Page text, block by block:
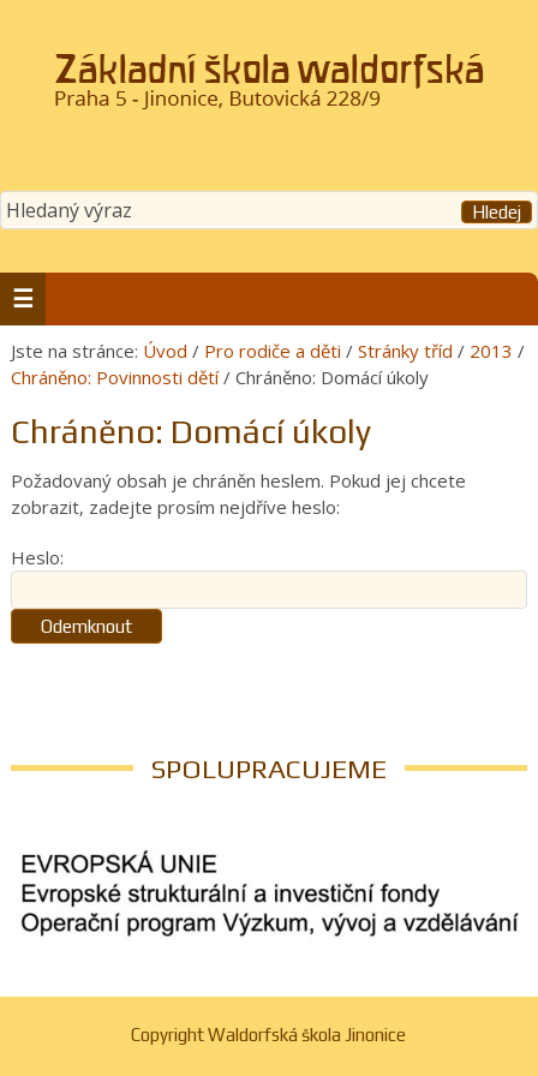
Jste na stránce: Úvod / Pro rodiče a děti / Stránky tříd / 2013 /
Chráněno: Povinnosti dětí/ Chráněno: Domácí úkoly
Chráněno: Domácí úkoly
Požadovaný obsah je chráněn heslem. Pokud jej chcete
zobrazit, zadejte prosím nejdříve heslo:
Heslo:
SPOLUPRACUJEME
Copyright Waldorfská škola Jinonice